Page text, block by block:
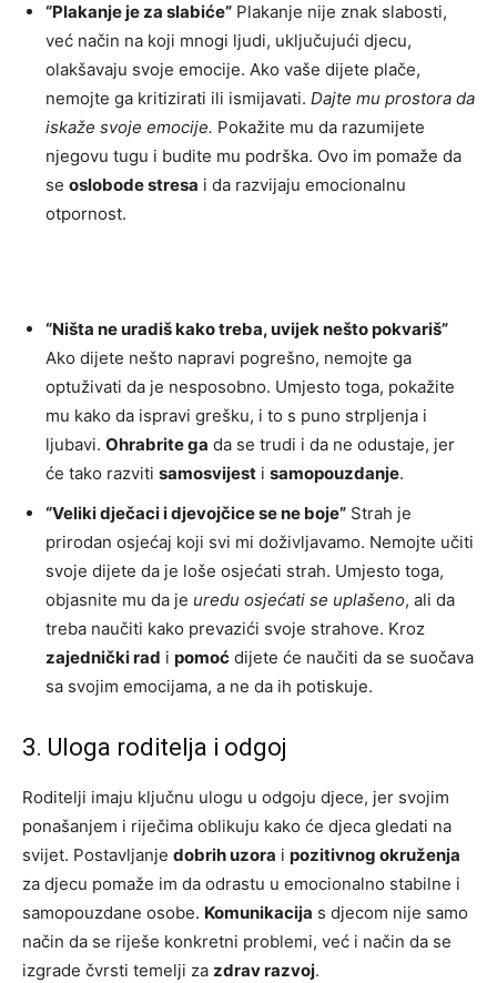
“Plakanje je za slabiće” Plakanje nije znak slabosti,
već način na koji mnogi ljudi, uključujući djecu,
olakšavaju svoje emocije. Ako vaše dijete plače,
nemojte ga kritizirati ili ismijavati. Dajte mu prostora da
iskaže svoje emocije. Pokažite mu da razumijete
njegovu tugu i budite mu podrška. Ovo im pomaže da
se oslobode stresa i da razvijaju emocionalnu
otpornost.
“Ništa ne uradiš kako treba, uvijek nešto pokvariš”
Ako dijete nešto napravi pogrešno, nemojte ga
optuživati da je nesposobno. Umjesto toga, pokažite
mu kako da ispravi grešku, i to s puno strpljenja i
ljubavi. Ohrabrite ga da se trudi i da ne odustaje, jer
će tako razviti samosvijest i samopouzdanje.
“Veliki dječaci i djevojčice se ne boje” Strah je
prirodan osjećaj koji svi mi doživljavamo. Nemojte učiti
svoje dijete da je loše osjećati strah. Umjesto toga,
objasnite mu da je uredu osjećati se uplašeno, ali da
treba naučiti kako prevazići svoje strahove. Kroz
zajednički rad i pomoć dijete će naučiti da se suočava
sa svojim emocijama, a ne da ih potiskuje.
3. Uloga roditelja i odgoj
Roditelji imaju ključnu ulogu u odgoju djece, jer svojim
ponašanjem i riječima oblikuju kako će djeca gledati na
svijet. Postavljanje dobrih uzora i pozitivnog okruženja
za djecu pomaže im da odrastu u emocionalno stabilne i
samopouzdane osobe. Komunikacija s djecom nije samo
način da se riješe konkretni problemi, već i način da se
izgrade čvrsti temelji za zdrav razvoj.